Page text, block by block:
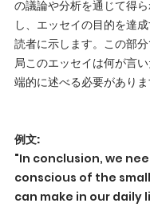
の議論や分析を通じて得
し、エッセイの目的を達
読者に示します。この部
局このエッセイは何が言
端的に述べる必要がありま
例文:
"In conclusion, we
conscious of the
can make in our daily